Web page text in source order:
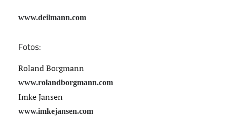
www.deilmann.com
Fotos:
Roland Borgmann
www.rolandborgmann.com
Imke Jansen
www.imkejansen.com